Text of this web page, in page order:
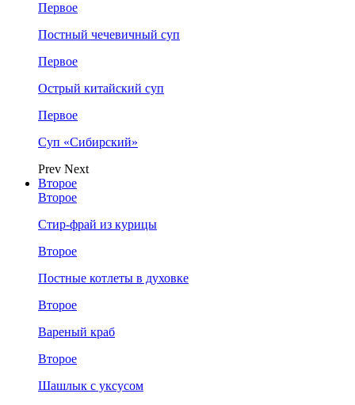
Первое
Постный чечевичный суп
Первое
Острый китайский суп
Первое
Суп «Сибирский»
Prev Next
Второе
Второе
Стир-фрай из курицы
Второе
Постные котлеты в духовке
Второе
Вареный краб
Второе
Шашлык с уксусом